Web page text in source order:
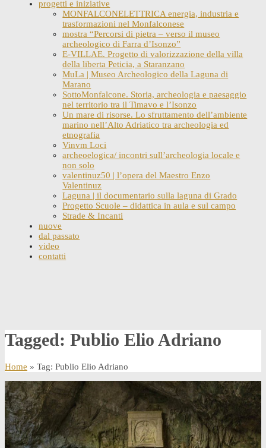
progetti e iniziative
MONFALCONELETTRICA energia, industria e
trasformazioni nel Monfalconese
mostra “Percorsi di pietra – verso il museo
archeologico di Farra d’Isonzo”
E-VILLAE. Progetto di valorizzazione della villa
della liberta Peticia, a Staranzano
MuLa | Museo Archeologico della Laguna di
Marano
SottoMonfalcone. Storia, archeologia e paesaggio
nel territorio tra il Timavo e l’Isonzo
Un mare di risorse. Lo sfruttamento dell’ambiente
marino nell’Alto Adriatico tra archeologia ed
etnografia
Vinvm Loci
archeoelogica/ incontri sull’archeologia locale e
non solo
valentinuz50 | l’opera del Maestro Enzo
Valentinuz
Laguna | il documentario sulla laguna di Grado
Progetto Scuole – didattica in aula e sul campo
Strade & Incanti
nuove
dal passato
video
contatti
Tagged: Publio Elio Adriano
Home » Tag: Publio Elio Adriano